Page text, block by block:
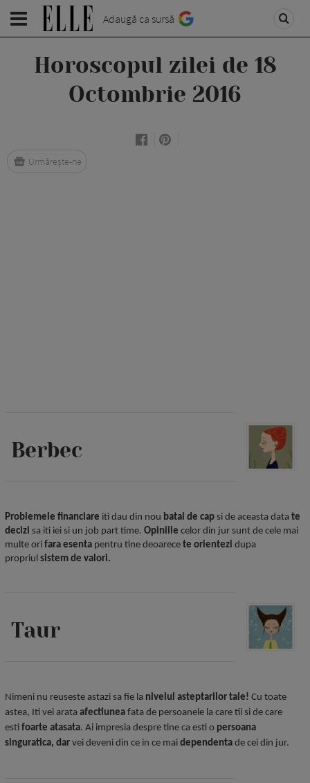
Adaugă ca sursă
Horoscopul zilei de 18
Octombrie 2016
Urmărește-ne
Berbec
Problemele financiare iti dau din nou batai de cap si de aceasta data te
decizi sa iti iei si un job part time. Opiniile celor din jur sunt de cele mai
multe ori fara esenta pentru tine deoarece te orientezi dupa
propriul sistem de valori.
Taur
Nimeni nu reuseste astazi sa fie la nivelul asteptarilor tale! Cu toate
astea, Iti vei arata afectiunea fata de persoanele la care tii si de care
esti foarte atasata. Ai impresia despre tine ca esti o persoana
singuratica, dar vei deveni din ce in ce mai dependenta de cei din jur.